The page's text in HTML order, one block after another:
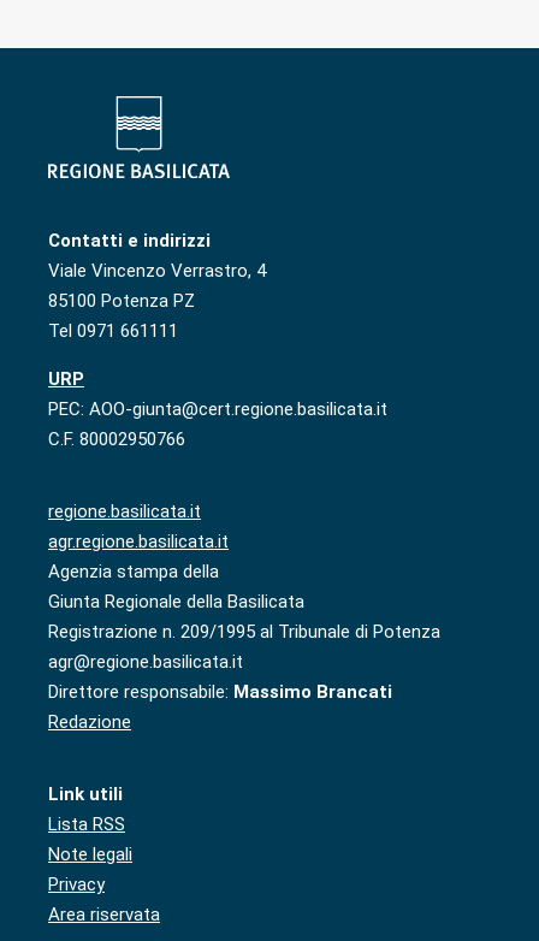
Contatti e indirizzi
Viale Vincenzo Verrastro, 4
85100 Potenza PZ
Tel 0971 661111
URP
PEC: AOO-giunta@cert.regione.basilicata.it
C.F. 80002950766
regione.basilicata.it
agr.regione.basilicata.it
Agenzia stampa della
Giunta Regionale della Basilicata
Registrazione n. 209/1995 al Tribunale di Potenza
agr@regione.basilicata.it
Direttore responsabile: Massimo Brancati
Redazione
Link utili
Lista RSS
Note legali
Privacy
Area riservata